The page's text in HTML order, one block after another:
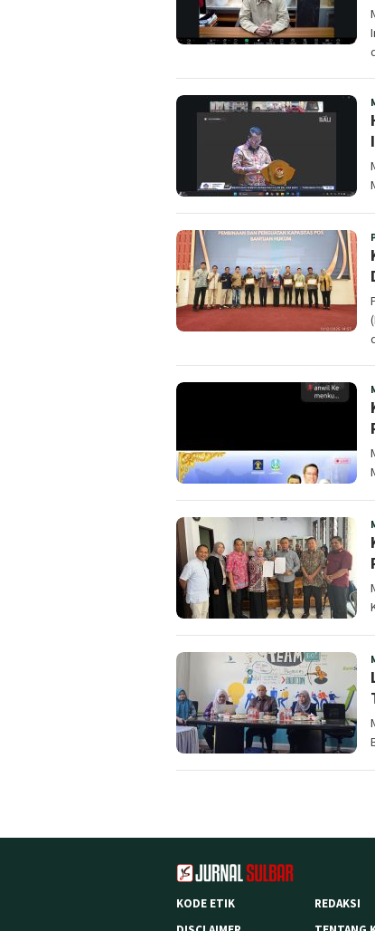
KODE ETIK REDAKSI